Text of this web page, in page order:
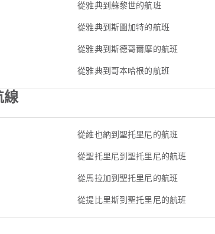
從雅典到蘇黎世的航班
從雅典到斯圖加特的航班
從雅典到斯德哥爾摩的航班
從雅典到哥本哈根的航班
線
從維也納到聖托里尼的航班
從聖托里尼到聖托里尼的航班
從馬拉加到聖托里尼的航班
從提比里斯到聖托里尼的航班